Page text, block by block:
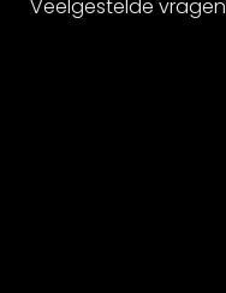
Veelgestelde vragen